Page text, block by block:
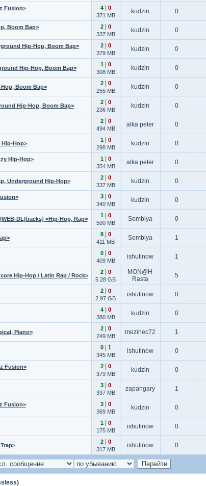
Fusion>
4|
0
371 MB
kudzin 0
Boom Bap>
2|
0
337 MB
kudzin 0
Hip-Hop, Boom Bap>
2|
0
379 MB
kudzin 0
Hip-Hop, Boom Bap>
1|
0
308 MB
kudzin 0
Boom Bap>
2|
0
255 MB
kudzin 0
Hip-Hop, Boom Bap>
2|
0
236 MB
kudzin 0
2|
0
494 MB
alka peter 0
Hip-Hop>
1|
0
298 MB
kudzin 0
Hip-Hop>
1|
0
354 MB
alka peter 0
Underground Hip-Hop>
2|
0
337 MB
kudzin 0
3|
0
340 MB
kudzin 0
DL|tracks] <Hip-Hop, Rap>
1|
0
500 MB
Somblya 0
8|
0
411 MB
Somblya 1
0|
0
409 MB
ishutinow 1
Hip-Hop / Latin Rap / Rock>
2|
0
5.28 GB
MON@H
Rasta
5
2|
0
2.97 GB
ishutinow 0
4|
0
380 MB
kudzin 0
Piano>
2|
0
249 MB
mezinec72 1
0|
1
345 MB
ishutinow 0
Fusion>
2|
0
379 MB
kudzin 0
3|
0
397 MB
zapahgary 1
Fusion>
3|
0
369 MB
kudzin 0
1|
0
175 MB
ishutinow 0
2|
0
317 MB
ishutinow 0